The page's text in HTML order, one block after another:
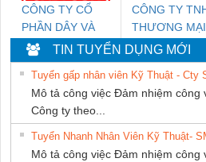
CÔNG TY CỔ
PHẦN DÂY VÀ
CÁP ĐIỆN
THƯỢNG ĐÌNH
CÔNG TY
THƯƠNG MẠI
THIÊN ÂN VIỆT
NAM
TIN TUYỂN DỤNG MỚI
Tuyển gấp nhân viên Kỹ Thuật - Cty
Mô tả công việc Đảm nhiệm công
Công ty theo...
Tuyển Nhanh Nhân Viên Kỹ Thuật-
Mô tả công việc Đảm nhiệm công